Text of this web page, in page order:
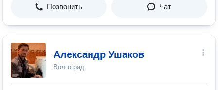
Позвонить Чат
Александр Ушаков
Волгоград